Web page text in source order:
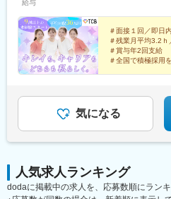
院、長野院、松本院、山梨甲
前院、大阪阪急梅田駅前院、枚
院、心斎橋院、京都駅前院、
【中四国】広島院、福山院、松
松江院、周南徳山駅ビル院 な
煙対策】屋内原則禁煙
駅、さっぽろ駅、あおば通駅、
青森駅、盛岡駅、山形駅、秋田
山駅(愛知県)、豊田市駅、駅前
松駅、三島広小路駅、長野駅、
鉄四日市駅、電鉄富山駅、福井
前駅、西梅田駅、心斎橋駅、京
駅、近鉄奈良駅、和歌山駅、草
院下駅、東池袋駅、日比谷駅、
八王子駅、高輪台駅、奥沢駅、
給与
＃面接１回／即日
＃残業月平均3.2
＃賞与年2回支給
＃全国で積極採用
スよく実現できます
気になる
人気求人ランキング
dodaに掲載中の求人を、応募数順にラン